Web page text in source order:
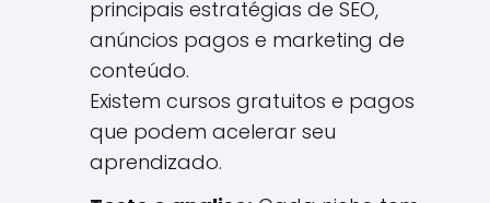
principais estratégias de SEO,
anúncios pagos e marketing de
conteúdo.
Existem cursos gratuitos e pagos
que podem acelerar seu
aprendizado.